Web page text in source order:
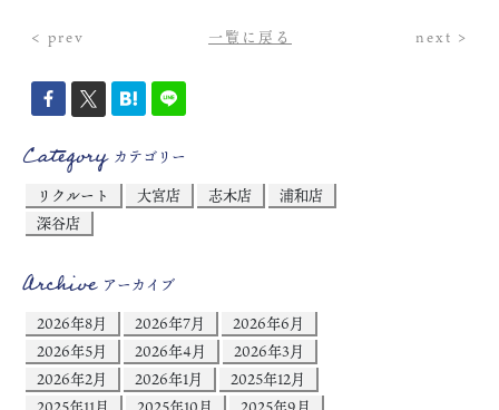
< prev 一覧に戻る next >
Categoryカテゴリー
リクルート
大宮店 志木店
浦和店
深谷店
Archiveアーカイブ
2026年8月
2026年7月
2026年6月
2026年5月
2026年4月
2026年3月
2026年2月
2026年1月
2025年12月